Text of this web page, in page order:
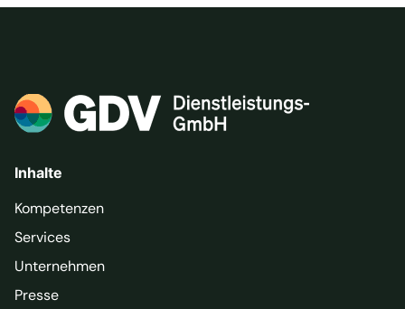
Inhalte
Kompetenzen
Services
Unternehmen
Presse